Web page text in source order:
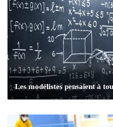
Les modélistes pensaient à